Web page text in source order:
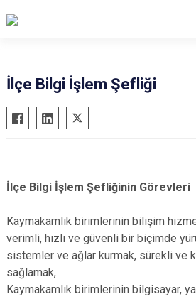
Acıpayam
Pamukkale
Baklan
Beyağaç
Bozkurt
Buldan
Çal
İlçe Bilgi İşlem Şefliği
İlçe Bilgi İşlem Şefliğinin Görevleri
Kaymakamlık birimlerinin bilişim
verimli, hızlı ve güvenli bir biçimde
sistemler ve ağlar kurmak, sürekli ve
sağlamak,
Kaymakamlık birimlerinin bilgisayar,